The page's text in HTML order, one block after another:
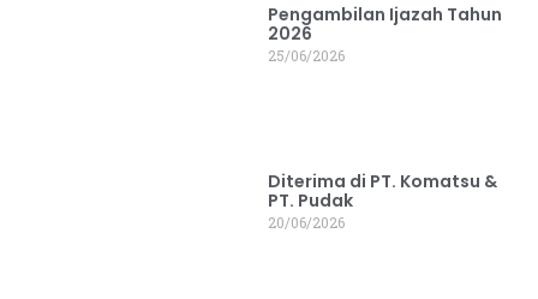
Pengambilan Ijazah Tahun
2026
25/06/2026
Diterima di PT. Komatsu &
PT. Pudak
20/06/2026